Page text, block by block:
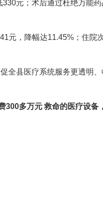
元；术后通过杜绝万能药
元，降幅达11.45%；住院
全县医疗系统服务更透明、
300多万元 救命的医疗设备，